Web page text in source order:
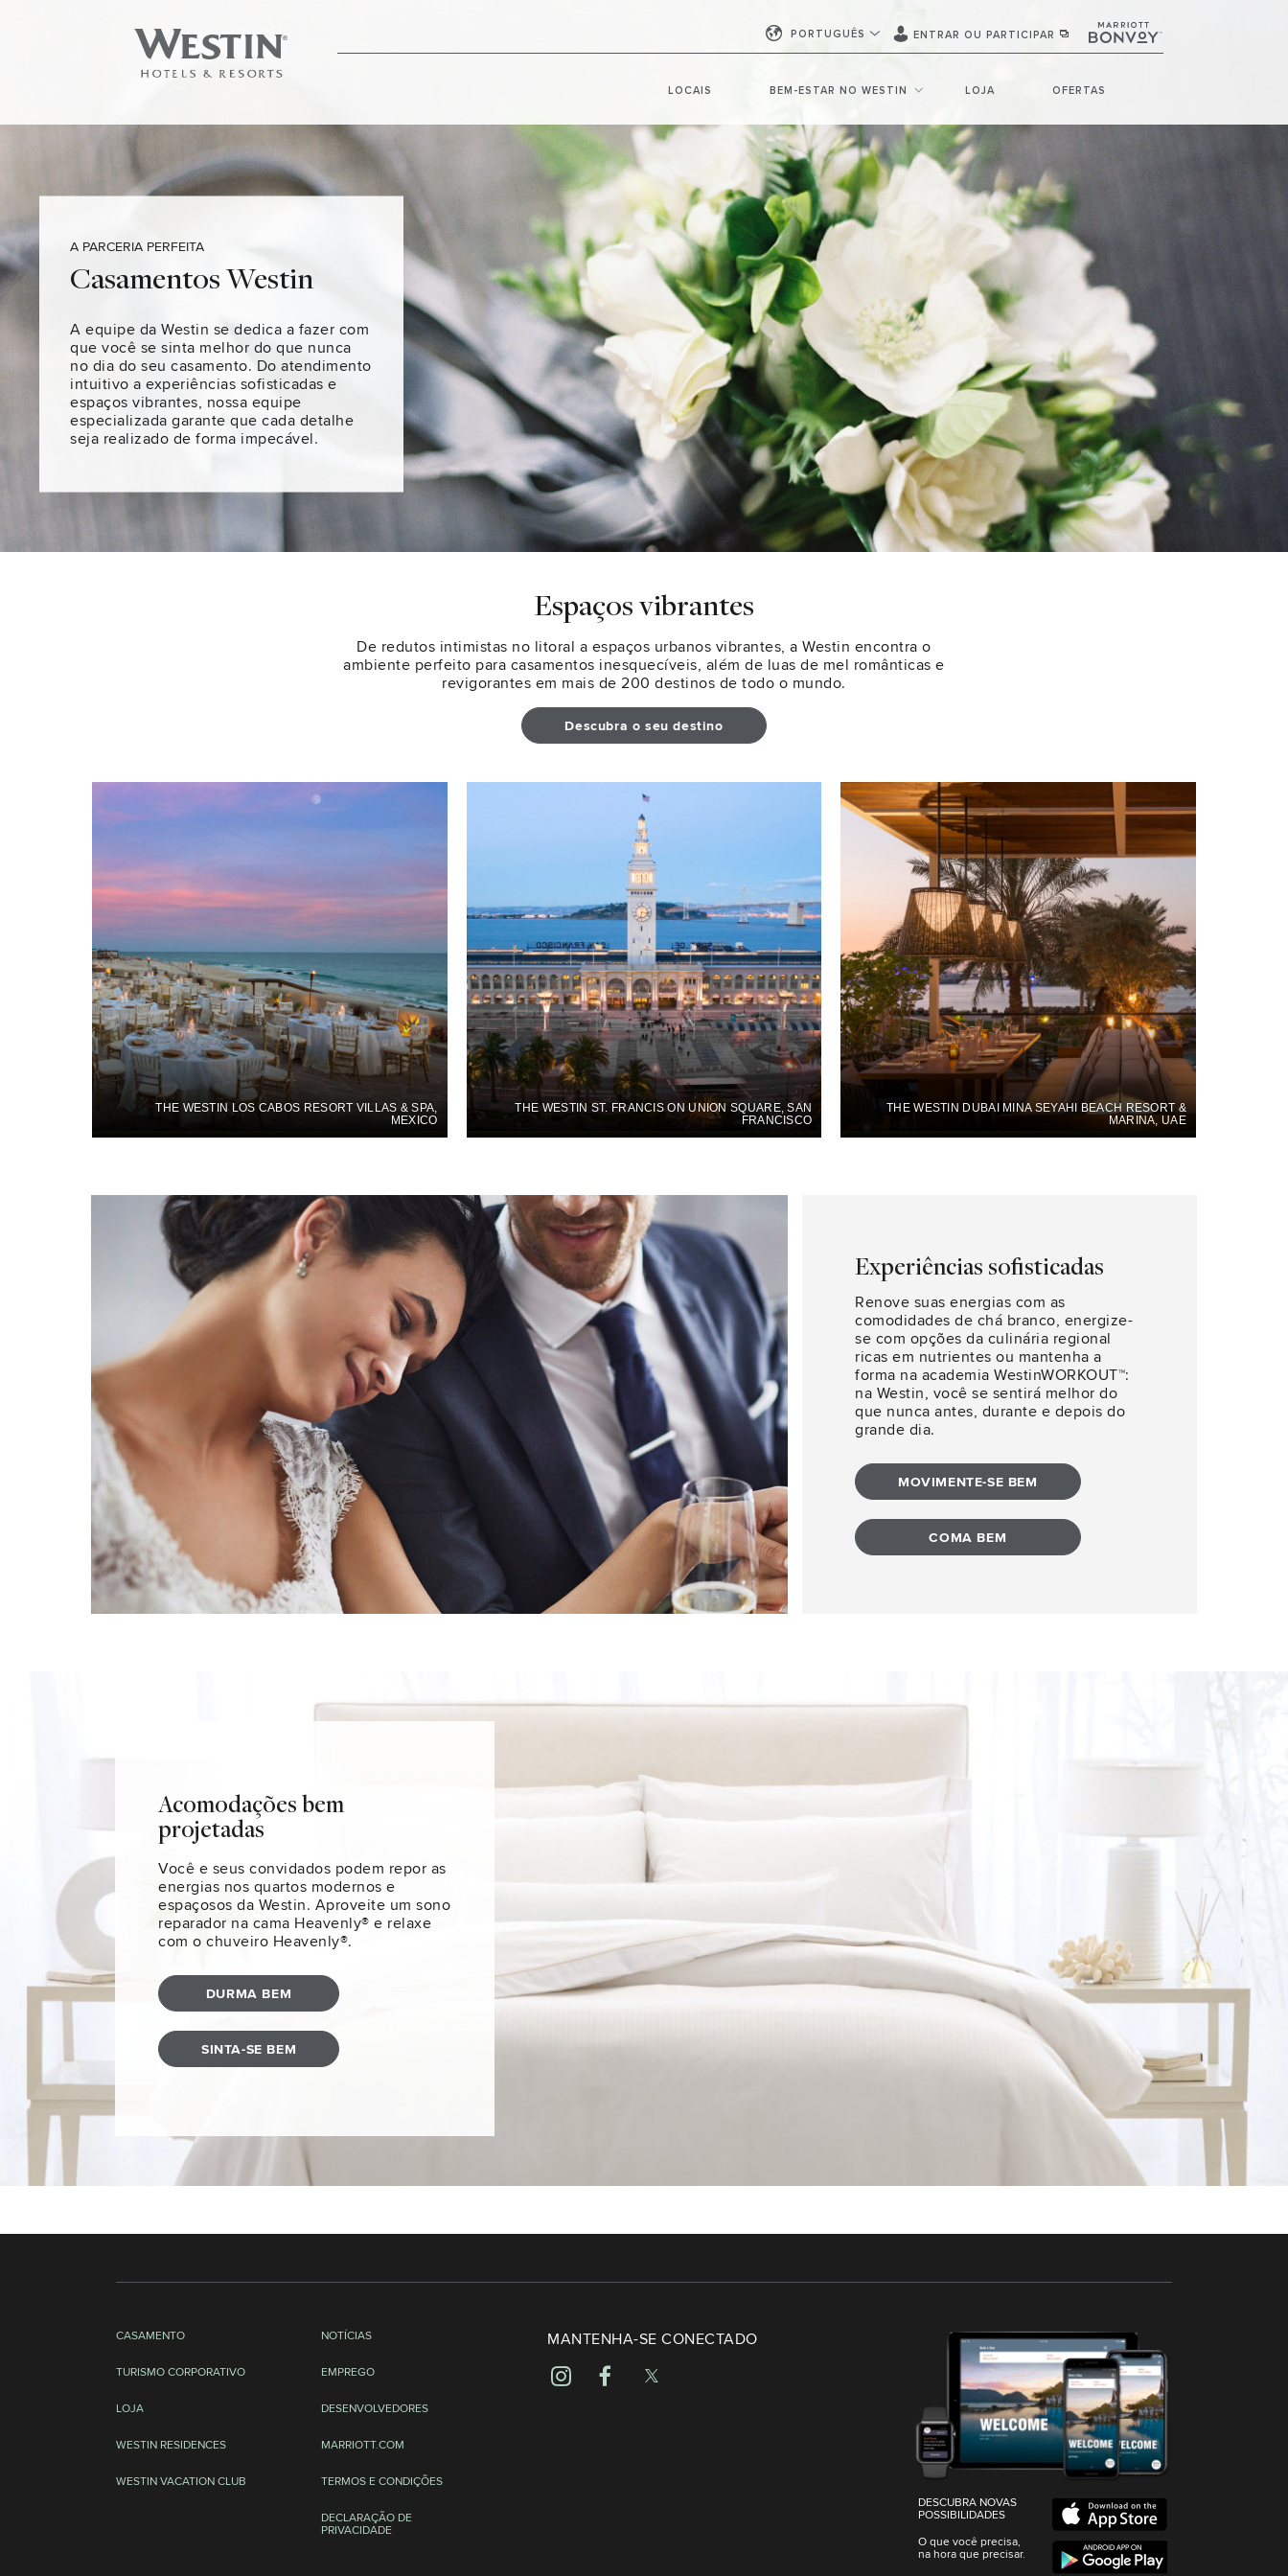
PORTUGUÊS ENTRAR OU PARTICIPAR
LOCAIS BEM-ESTAR NO WESTIN LOJA OFERTAS
Casamentos Westin
A PARCERIA PERFEITA
A equipe da Westin se dedica a fazer com
que você se sinta melhor do que nunca
no dia do seu casamento. Do atendimento
intuitivo a experiências sofisticadas e
espaços vibrantes, nossa equipe
especializada garante que cada detalhe
seja realizado de forma impecável.
Espaços vibrantes
De redutos intimistas no litoral a espaços urbanos vibrantes, a Westin encontra o
ambiente perfeito para casamentos inesquecíveis, além de luas de mel românticas e
revigorantes em mais de 200 destinos de todo o mundo.
Descubra o seu destino
THE WESTIN LOS CABOS RESORT VILLAS & SPA,
MEXICO
THE WESTIN ST. FRANCIS ON UNION SQUARE, SAN
FRANCISCO
THE WESTIN DUBAI MINA SEYAHI BEACH RESORT &
MARINA, UAE
Experiências sofisticadas
Renove suas energias com as
comodidades de chá branco, energize-
se com opções da culinária regional
ricas em nutrientes ou mantenha a
forma na academia WestinWORKOUT™:
na Westin, você se sentirá melhor do
que nunca antes, durante e depois do
grande dia.
MOVIMENTE-SE BEM
COMA BEM
Acomodações bem
projetadas
Você e seus convidados podem repor as
energias nos quartos modernos e
espaçosos da Westin. Aproveite um sono
reparador na cama Heavenly® e relaxe
com o chuveiro Heavenly®.
DURMA BEM
SINTA-SE BEM
CASAMENTO
TURISMO CORPORATIVO
LOJA
WESTIN RESIDENCES
WESTIN VACATION CLUB
NOTÍCIAS
EMPREGO
DESENVOLVEDORES
MARRIOTT.COM
TERMOS E CONDIÇÕES
DECLARAÇÃO DE
PRIVACIDADE
MANTENHA-SE CONECTADO
DESCUBRA NOVAS
POSSIBILIDADES
O que você precisa,
na hora que precisar.